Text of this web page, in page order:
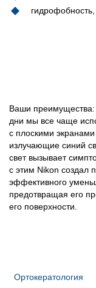
Ваши
дни мы все чаще
с плоскими экранами
излучающие синий
свет вызывает
с этим Nikon создал
эффективного
предотвращая его
его поверхности.
Ортокератология